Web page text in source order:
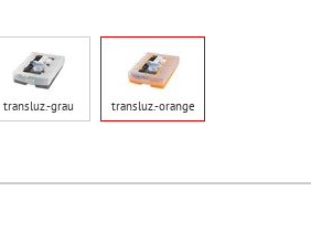
transluz.-grau transluz.-orange